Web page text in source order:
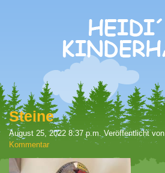
Steine
August 25, 2022 8:37 p.m. Veröffentlicht von
Kommentar